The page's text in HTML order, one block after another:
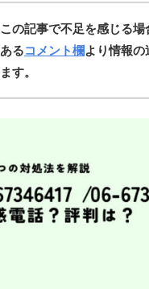
この記事で不足を感じる
あるコメント欄より情報
ます。